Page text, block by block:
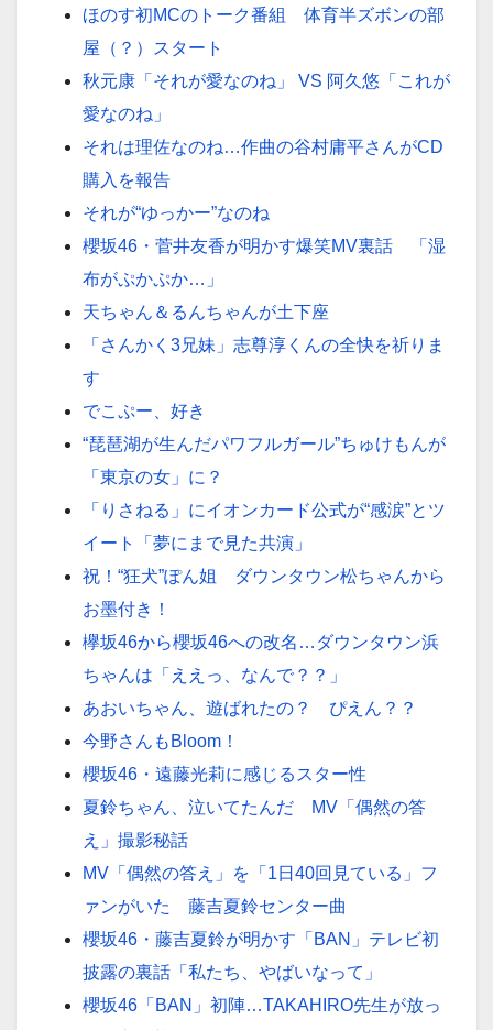
ほのす初MCのトーク番組 体育半ズボンの部
屋（？）スタート
秋元康「それが愛なのね」 VS 阿久悠「これが
愛なのね」
それは理佐なのね…作曲の谷村庸平さんがCD
購入を報告
それが“ゆっかー”なのね
櫻坂46・菅井友香が明かす爆笑MV裏話 「湿
布がぷかぷか…」
天ちゃん＆るんちゃんが土下座
「さんかく3兄妹」志尊淳くんの全快を祈りま
す
でこぷー、好き
“琵琶湖が生んだパワフルガール”ちゅけもんが
「東京の女」に？
「りさねる」にイオンカード公式が“感涙”とツ
イート「夢にまで見た共演」
祝！“狂犬”ぽん姐 ダウンタウン松ちゃんから
お墨付き！
欅坂46から櫻坂46への改名…ダウンタウン浜
ちゃんは「ええっ、なんで？？」
あおいちゃん、遊ばれたの？ ぴえん？？
今野さんもBloom！
櫻坂46・遠藤光莉に感じるスター性
夏鈴ちゃん、泣いてたんだ MV「偶然の答
え」撮影秘話
MV「偶然の答え」を「1日40回見ている」フ
ァンがいた 藤吉夏鈴センター曲
櫻坂46・藤吉夏鈴が明かす「BAN」テレビ初
披露の裏話「私たち、やばいなって」
櫻坂46「BAN」初陣…TAKAHIRO先生が放っ